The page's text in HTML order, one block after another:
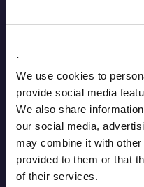
.
We use cookies to
provide social media
We also share
our social media,
may combine it with
provided to them or that
of their services.
Datenschutz
Kontakt
Cookie-Verwaltung